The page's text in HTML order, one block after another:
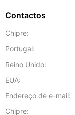
Contactos
Chipre:
Portugal:
Reino Unido:
EUA:
Endereço de e-mail:
Chipre: